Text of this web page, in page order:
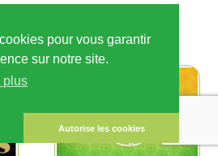
pour vous garantir
sur notre site.
plus
Autorise les cookies